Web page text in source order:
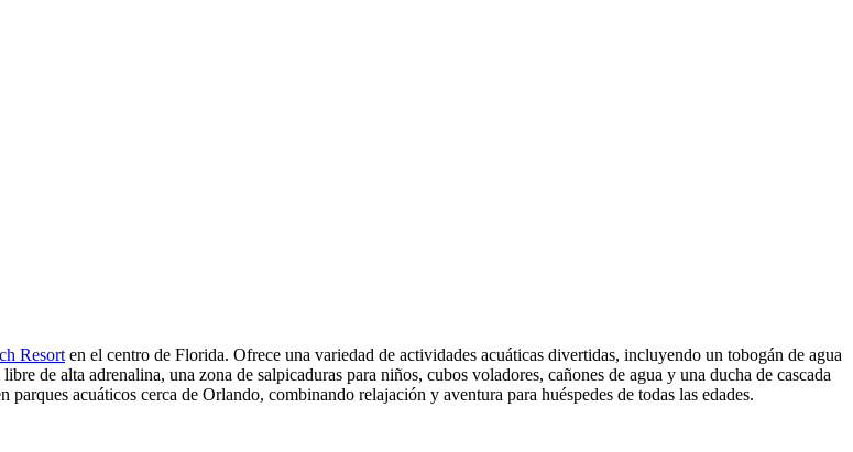
Resort en el centro de Florida. Ofrece una variedad de actividades acuáticas divertidas, incluyendo un tobogán de agua
de alta adrenalina, una zona de salpicaduras para niños, cubos voladores, cañones de agua y una ducha de cascada
acuáticos cerca de Orlando, combinando relajación y aventura para huéspedes de todas las edades.